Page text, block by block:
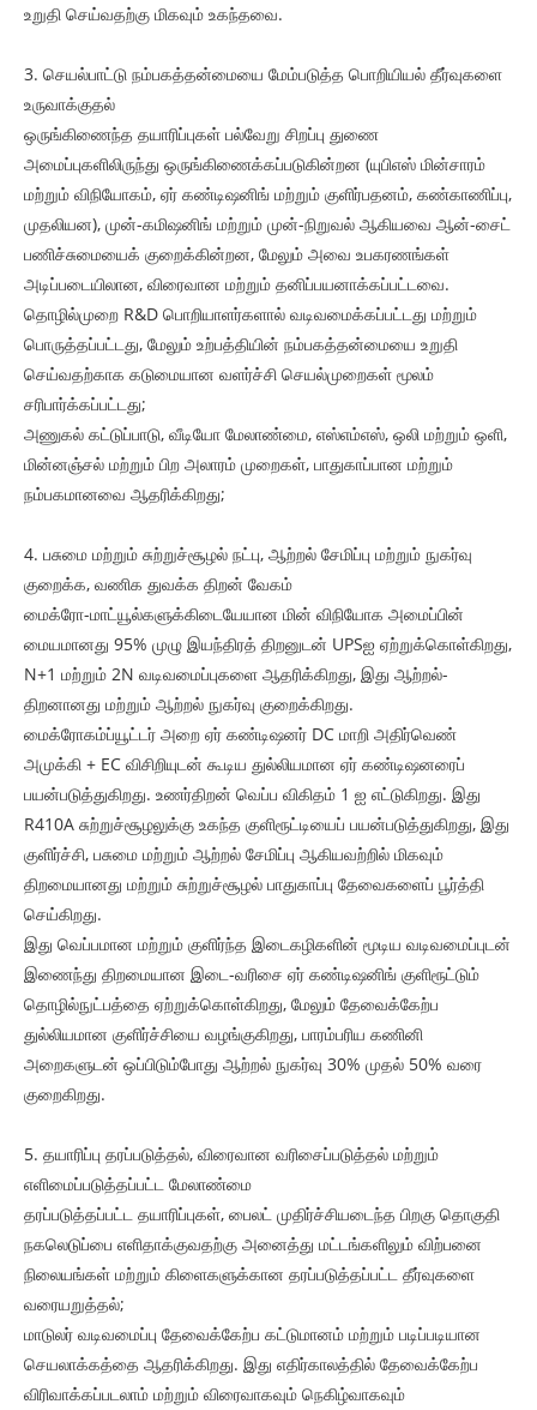
உறுதி செய்வதற்கு மிகவும் உகந்தவை.
3. செயல்பாட்டு நம்பகத்தன்மையை மேம்படுத்த பொறியியல் தீர்வுகளை
உருவாக்குதல்
ஒருங்கிணைந்த தயாரிப்புகள் பல்வேறு சிறப்பு துணை
அமைப்புகளிலிருந்து ஒருங்கிணைக்கப்படுகின்றன (யுபிஎஸ் மின்சாரம்
மற்றும் விநியோகம், ஏர் கண்டிஷனிங் மற்றும் குளிர்பதனம், கண்காணிப்பு,
முதலியன), முன்-கமிஷனிங் மற்றும் முன்-நிறுவல் ஆகியவை ஆன்-சைட்
பணிச்சுமையைக் குறைக்கின்றன, மேலும் அவை உபகரணங்கள்
அடிப்படையிலான, விரைவான மற்றும் தனிப்பயனாக்கப்பட்டவை.
தொழில்முறை R&D பொறியாளர்களால் வடிவமைக்கப்பட்டது மற்றும்
பொருத்தப்பட்டது, மேலும் உற்பத்தியின் நம்பகத்தன்மையை உறுதி
செய்வதற்காக கடுமையான வளர்ச்சி செயல்முறைகள் மூலம்
சரிபார்க்கப்பட்டது;
அணுகல் கட்டுப்பாடு, வீடியோ மேலாண்மை, எஸ்எம்எஸ், ஒலி மற்றும் ஒளி,
மின்னஞ்சல் மற்றும் பிற அலாரம் முறைகள், பாதுகாப்பான மற்றும்
நம்பகமானவை ஆதரிக்கிறது;
4. பசுமை மற்றும் சுற்றுச்சூழல் நட்பு, ஆற்றல் சேமிப்பு மற்றும் நுகர்வு
குறைக்க, வணிக துவக்க திறன் வேகம்
மைக்ரோ-மாட்யூல்களுக்கிடையேயான மின் விநியோக அமைப்பின்
மையமானது 95% முழு இயந்திரத் திறனுடன் UPSஐ ஏற்றுக்கொள்கிறது,
N+1 மற்றும் 2N வடிவமைப்புகளை ஆதரிக்கிறது, இது ஆற்றல்-
திறனானது மற்றும் ஆற்றல் நுகர்வு குறைக்கிறது.
மைக்ரோகம்ப்யூட்டர் அறை ஏர் கண்டிஷனர் DC மாறி அதிர்வெண்
அமுக்கி + EC விசிறியுடன் கூடிய துல்லியமான ஏர் கண்டிஷனரைப்
பயன்படுத்துகிறது. உணர்திறன் வெப்ப விகிதம் 1 ஐ எட்டுகிறது. இது
R410A சுற்றுச்சூழலுக்கு உகந்த குளிரூட்டியைப் பயன்படுத்துகிறது, இது
குளிர்ச்சி, பசுமை மற்றும் ஆற்றல் சேமிப்பு ஆகியவற்றில் மிகவும்
திறமையானது மற்றும் சுற்றுச்சூழல் பாதுகாப்பு தேவைகளைப் பூர்த்தி
செய்கிறது.
இது வெப்பமான மற்றும் குளிர்ந்த இடைகழிகளின் மூடிய வடிவமைப்புடன்
இணைந்து திறமையான இடை-வரிசை ஏர் கண்டிஷனிங் குளிரூட்டும்
தொழில்நுட்பத்தை ஏற்றுக்கொள்கிறது, மேலும் தேவைக்கேற்ப
துல்லியமான குளிர்ச்சியை வழங்குகிறது, பாரம்பரிய கணினி
அறைகளுடன் ஒப்பிடும்போது ஆற்றல் நுகர்வு 30% முதல் 50% வரை
குறைகிறது.
5. தயாரிப்பு தரப்படுத்தல், விரைவான வரிசைப்படுத்தல் மற்றும்
எளிமைப்படுத்தப்பட்ட மேலாண்மை
தரப்படுத்தப்பட்ட தயாரிப்புகள், பைலட் முதிர்ச்சியடைந்த பிறகு தொகுதி
நகலெடுப்பை எளிதாக்குவதற்கு அனைத்து மட்டங்களிலும் விற்பனை
நிலையங்கள் மற்றும் கிளைகளுக்கான தரப்படுத்தப்பட்ட தீர்வுகளை
வரையறுத்தல்;
மாடுலர் வடிவமைப்பு தேவைக்கேற்ப கட்டுமானம் மற்றும் படிப்படியான
செயலாக்கத்தை ஆதரிக்கிறது. இது எதிர்காலத்தில் தேவைக்கேற்ப
விரிவாக்கப்படலாம் மற்றும் விரைவாகவும் நெகிழ்வாகவும்